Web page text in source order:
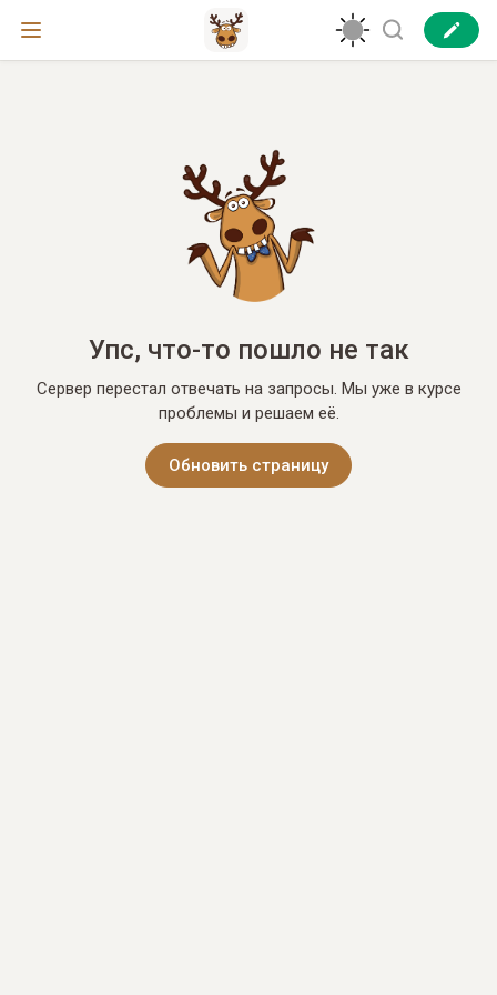
Упс, что-то пошло не так
Сервер перестал отвечать на запросы. Мы уже в курсе
проблемы и решаем её.
Обновить страницу